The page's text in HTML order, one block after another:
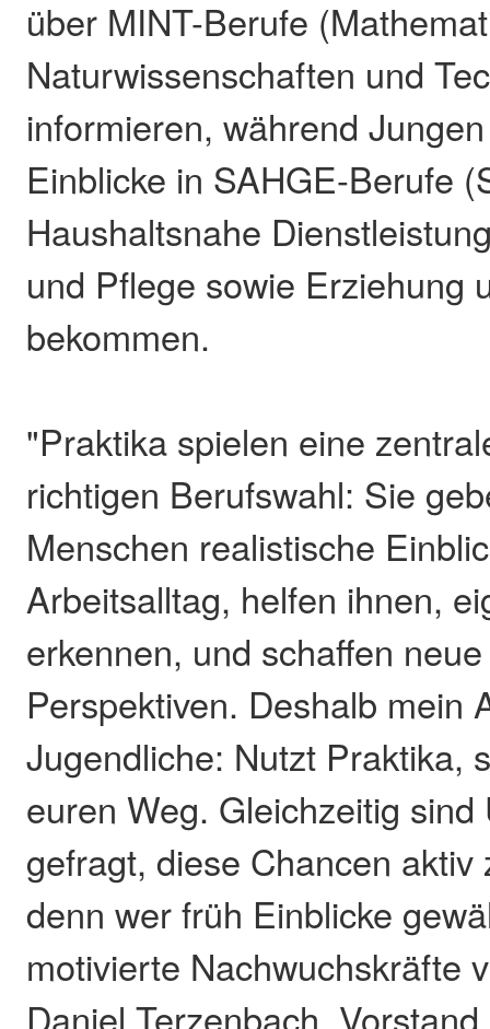
über MINT-Berufe
Naturwissenschaften und
informieren, während
Einblicke in SAHGE-Berufe
Haushaltsnahe
und Pflege sowie Erziehung
bekommen.
"Praktika spielen eine
richtigen Berufswahl: Sie
Menschen realistische
Arbeitsalltag, helfen ihnen,
erkennen, und schaffen
Perspektiven. Deshalb mein
Jugendliche: Nutzt Praktika,
euren Weg. Gleichzeitig
gefragt, diese Chancen
denn wer früh Einblicke
motivierte Nachwuchskräfte
Daniel Terzenbach,